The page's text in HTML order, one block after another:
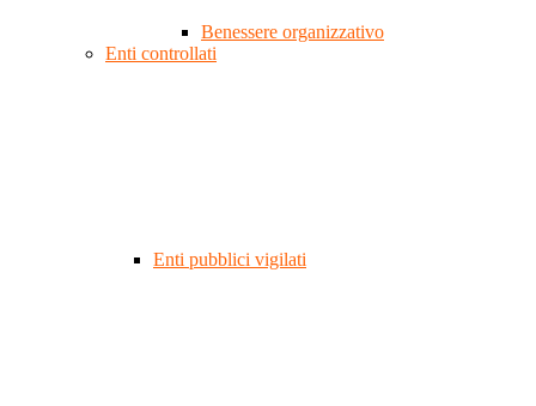
Benessere organizzativo
Enti controllati
Enti pubblici vigilati